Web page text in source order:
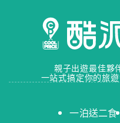
親子出遊最佳夥
一站式搞定你的旅
一泊送二食